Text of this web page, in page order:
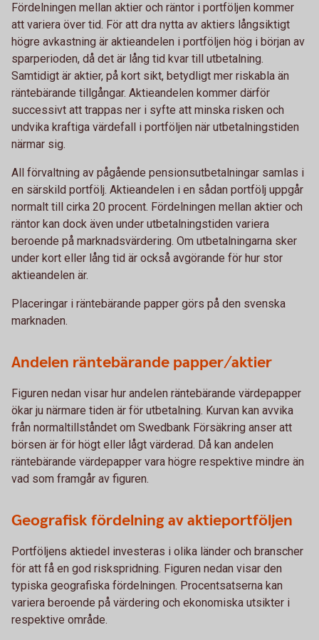
Fördelningen mellan aktier och räntor i portföljen kommer
att variera över tid. För att dra nytta av aktiers långsiktigt
högre avkastning är aktieandelen i portföljen hög i början av
sparperioden, då det är lång tid kvar till utbetalning.
Samtidigt är aktier, på kort sikt, betydligt mer riskabla än
räntebärande tillgångar. Aktieandelen kommer därför
successivt att trappas ner i syfte att minska risken och
undvika kraftiga värdefall i portföljen när utbetalningstiden
närmar sig.
All förvaltning av pågående pensionsutbetalningar samlas i
en särskild portfölj. Aktieandelen i en sådan portfölj uppgår
normalt till cirka 20 procent. Fördelningen mellan aktier och
räntor kan dock även under utbetalningstiden variera
beroende på marknadsvärdering. Om utbetalningarna sker
under kort eller lång tid är också avgörande för hur stor
aktieandelen är.
Placeringar i räntebärande papper görs på den svenska
marknaden.
Andelen räntebärande papper/aktier
Figuren nedan visar hur andelen räntebärande värdepapper
ökar ju närmare tiden är för utbetalning. Kurvan kan avvika
från normaltillståndet om Swedbank Försäkring anser att
börsen är för högt eller lågt värderad. Då kan andelen
räntebärande värdepapper vara högre respektive mindre än
vad som framgår av figuren.
Geografisk fördelning av aktieportföljen
Portföljens aktiedel investeras i olika länder och branscher
för att få en god riskspridning. Figuren nedan visar den
typiska geografiska fördelningen. Procentsatserna kan
variera beroende på värdering och ekonomiska utsikter i
respektive område.